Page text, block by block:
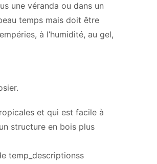
une véranda ou dans un
temps mais doit être
à l’humidité, au gel,
et qui est facile à
structure en bois plus
temp_descriptionss